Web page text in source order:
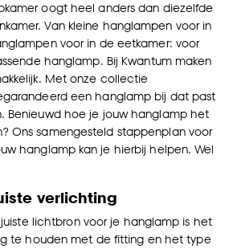
oogt heel anders dan diezelfde
Van kleine hanglampen voor in
voor in de eetkamer: voor
hanglamp. Bij Kwantum maken
Met onze collectie
een hanglamp bij dat past
Benieuwd hoe je jouw hanglamp het
Ons samengesteld stappenplan voor
hanglampkan je hierbij helpen. Wel
verlichting
lichtbron voor je hanglamp is het
te houden met de fitting en het type